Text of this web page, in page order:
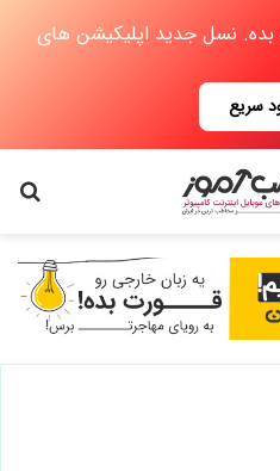
بده. نسل جدید اپلیکیشن های
سریع